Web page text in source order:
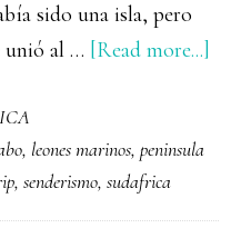
sido una isla, pero
unió al … [Read more...]
en
, leones marinos, peninsula
, senderismo, sudafrica